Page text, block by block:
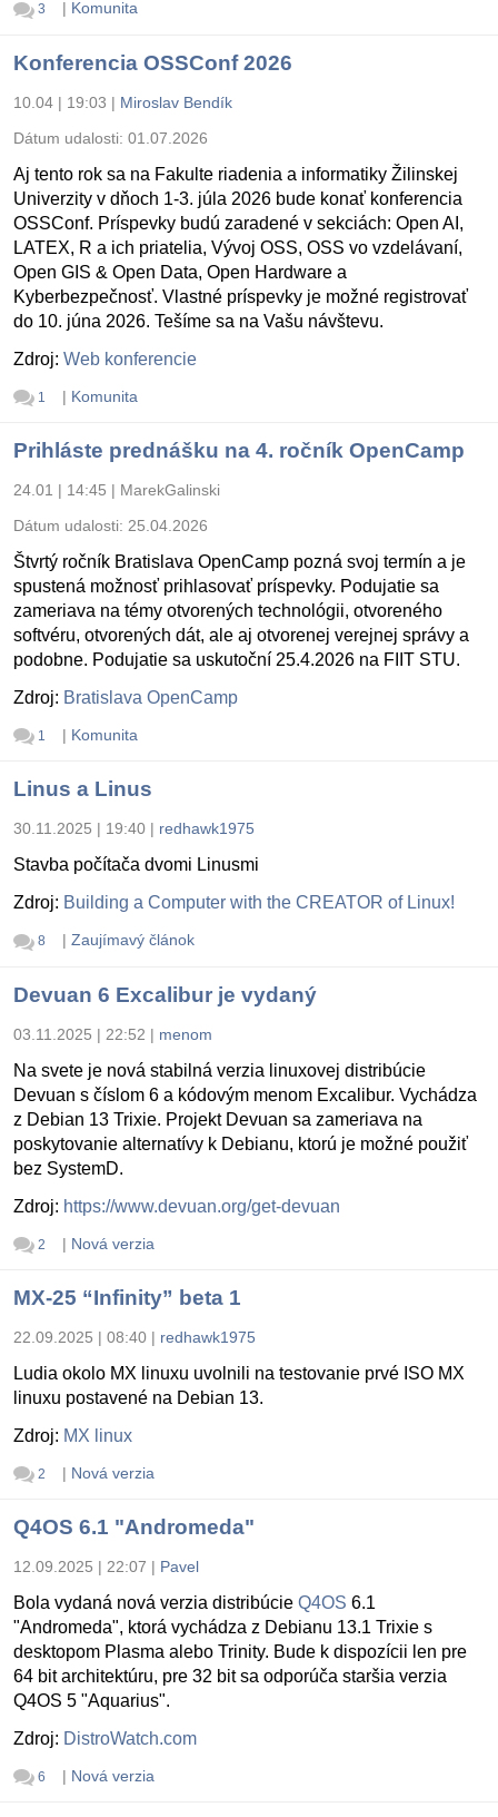
3 | Komunita
Konferencia OSSConf 2026
10.04 | 19:03 | Miroslav Bendík
Dátum udalosti: 01.07.2026
Aj tento rok sa na Fakulte riadenia a informatiky Žilinskej
Univerzity v dňoch 1-3. júla 2026 bude konať konferencia
OSSConf. Príspevky budú zaradené v sekciách: Open AI,
LATEX, R a ich priatelia, Vývoj OSS, OSS vo vzdelávaní,
Open GIS & Open Data, Open Hardware a
Kyberbezpečnosť. Vlastné príspevky je možné registrovať
do 10. júna 2026. Tešíme sa na Vašu návštevu.
Zdroj: Web konferencie
1 | Komunita
Prihláste prednášku na 4. ročník OpenCamp
24.01 | 14:45 | MarekGalinski
Dátum udalosti: 25.04.2026
Štvrtý ročník Bratislava OpenCamp pozná svoj termín a je
spustená možnosť prihlasovať príspevky. Podujatie sa
zameriava na témy otvorených technológii, otvoreného
softvéru, otvorených dát, ale aj otvorenej verejnej správy a
podobne. Podujatie sa uskutoční 25.4.2026 na FIIT STU.
Zdroj: Bratislava OpenCamp
1 | Komunita
Linus a Linus
30.11.2025 | 19:40 | redhawk1975
Stavba počítača dvomi Linusmi
Zdroj: Building a Computer with the CREATOR of Linux!
8 | Zaujímavý článok
Devuan 6 Excalibur je vydaný
03.11.2025 | 22:52 | menom
Na svete je nová stabilná verzia linuxovej distribúcie
Devuan s číslom 6 a kódovým menom Excalibur. Vychádza
z Debian 13 Trixie. Projekt Devuan sa zameriava na
poskytovanie alternatívy k Debianu, ktorú je možné použiť
bez SystemD.
Zdroj: https://www.devuan.org/get-devuan
2 | Nová verzia
MX-25 “Infinity” beta 1
22.09.2025 | 08:40 | redhawk1975
Ludia okolo MX linuxu uvolnili na testovanie prvé ISO MX
linuxu postavené na Debian 13.
Zdroj: MX linux
2 | Nová verzia
Q4OS 6.1 "Andromeda"
12.09.2025 | 22:07 | Pavel
Bola vydaná nová verzia distribúcie Q4OS 6.1
"Andromeda", ktorá vychádza z Debianu 13.1 Trixie s
desktopom Plasma alebo Trinity. Bude k dispozícii len pre
64 bit architektúru, pre 32 bit sa odporúča staršia verzia
Q4OS 5 "Aquarius".
Zdroj: DistroWatch.com
6 | Nová verzia